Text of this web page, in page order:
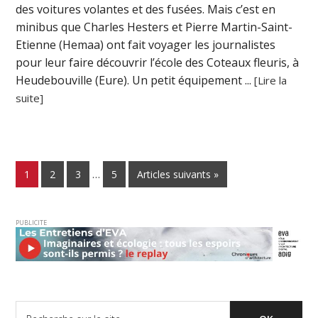
des voitures volantes et des fusées. Mais c’est en
minibus que Charles Hesters et Pierre Martin-Saint-
Etienne (Hemaa) ont fait voyager les journalistes
pour leur faire découvrir l’école des Coteaux fleuris, à
Heudebouville (Eure). Un petit équipement ...[Lire la
suite]
1 2 3 … 5 Articles suivants »
PUBLICITE